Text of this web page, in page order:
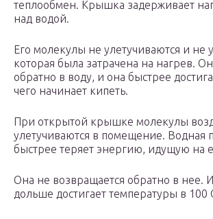
теплообмен. Крышка задерживает
над водой.
Его молекулы не улетучиваются и не
которая была затрачена на нагрев.
обратно в воду, и она быстрее
чего начинает кипеть.
При открытой крышке молекулы
улетучиваются в помещение. Водная
быстрее теряет энергию, идущую на
Она не возвращается обратно в нее.
дольше достигает температуры в 100